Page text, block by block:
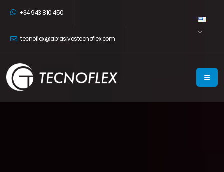
+34 943 810 450
tecnoflex@abrasivostecnoflex.com